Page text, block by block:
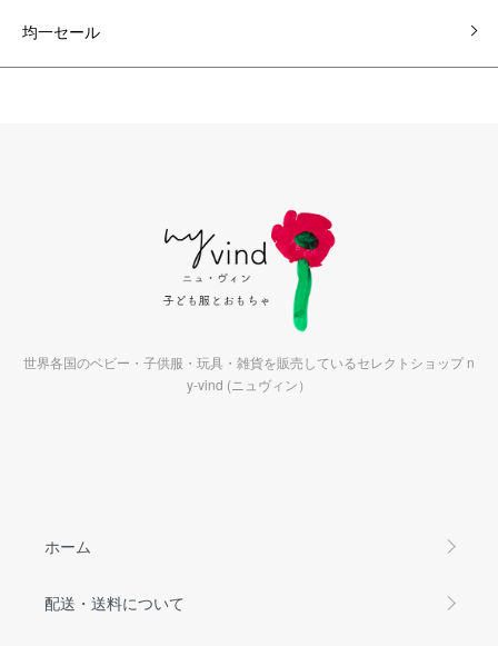
均一セール
世界各国のベビー・子供服・玩具・雑貨を販売しているセレクトショップ n
y-vind (ニュヴィン）
ホーム
配送・送料について